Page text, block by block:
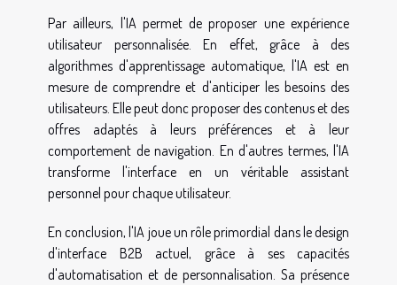
Par ailleurs, l'IA permet de proposer une expérience
utilisateur personnalisée. En effet, grâce à des
algorithmes d'apprentissage automatique, l'IA est en
mesure de comprendre et d'anticiper les besoins des
utilisateurs. Elle peut donc proposer des contenus et des
offres adaptés à leurs préférences et à leur
comportement de navigation. En d'autres termes, l'IA
transforme l'interface en un véritable assistant
personnel pour chaque utilisateur.
En conclusion, l'IA joue un rôle primordial dans le design
d'interface B2B actuel, grâce à ses capacités
d'automatisation et de personnalisation. Sa présence